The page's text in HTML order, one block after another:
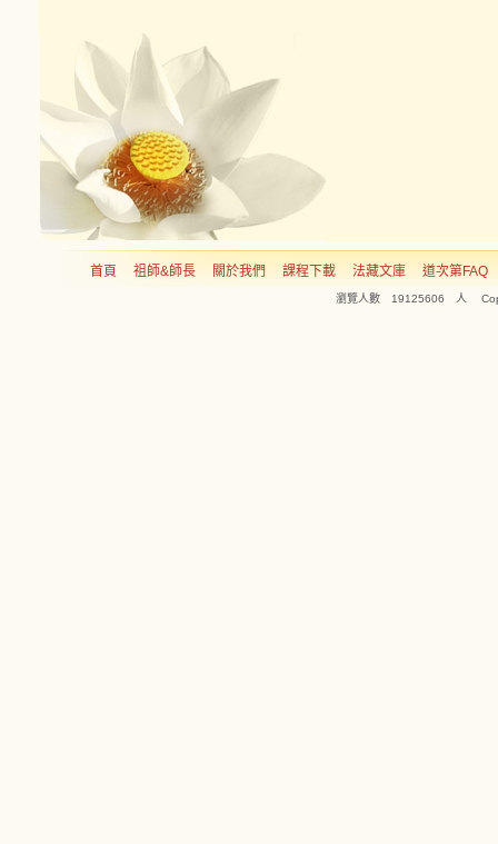
首頁 祖師&師長 關於我們 課程下載 法藏文庫 道次第FAQ
瀏覽人數 19125606 人